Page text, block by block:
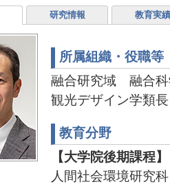
研究情報 教育実績
所属組織・役職等
融合研究域 融合科
観光デザイン学類長
教育分野
【大学院後期課程】
人間社会環境研究